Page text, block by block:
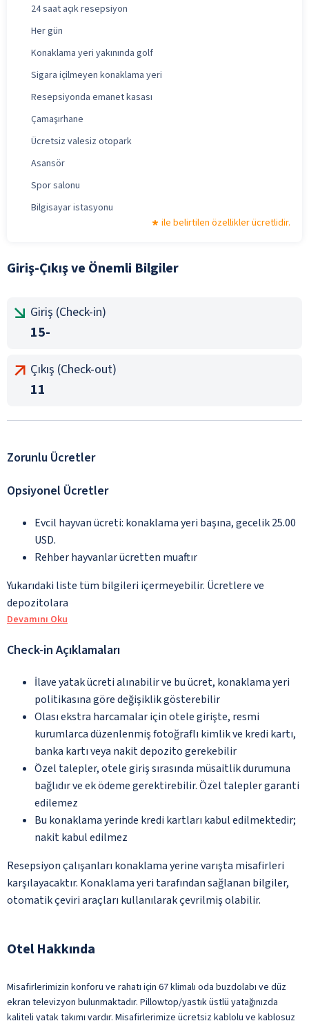
24 saat açık resepsiyon
Her gün
Konaklama yeri yakınında golf
Sigara içilmeyen konaklama yeri
Resepsiyonda emanet kasası
Çamaşırhane
Ücretsiz valesiz otopark
Asansör
Spor salonu
Bilgisayar istasyonu
ile belirtilen özellikler ücretlidir.
Giriş-Çıkış ve Önemli Bilgiler
Giriş (Check-in)
15-
Çıkış (Check-out)
11
Zorunlu Ücretler
Opsiyonel Ücretler
Evcil hayvan ücreti: konaklama yeri başına, gecelik 25.00
USD.
Rehber hayvanlar ücretten muaftır
Yukarıdaki liste tüm bilgileri içermeyebilir. Ücretlere ve
depozitolara
Devamını Oku
Check-in Açıklamaları
İlave yatak ücreti alınabilir ve bu ücret, konaklama yeri
politikasına göre değişiklik gösterebilir
Olası ekstra harcamalar için otele girişte, resmi
kurumlarca düzenlenmiş fotoğraflı kimlik ve kredi kartı,
banka kartı veya nakit depozito gerekebilir
Özel talepler, otele giriş sırasında müsaitlik durumuna
bağlıdır ve ek ödeme gerektirebilir. Özel talepler garanti
edilemez
Bu konaklama yerinde kredi kartları kabul edilmektedir;
nakit kabul edilmez
Resepsiyon çalışanları konaklama yerine varışta misafirleri
karşılayacaktır. Konaklama yeri tarafından sağlanan bilgiler,
otomatik çeviri araçları kullanılarak çevrilmiş olabilir.
Otel Hakkında
Misafirlerimizin konforu ve rahatı için 67 klimalı oda buzdolabı ve düz
ekran televizyon bulunmaktadır. Pillowtop/yastık üstlü yatağınızda
kaliteli yatak takımı vardır. Misafirlerimize ücretsiz kablolu ve kablosuz